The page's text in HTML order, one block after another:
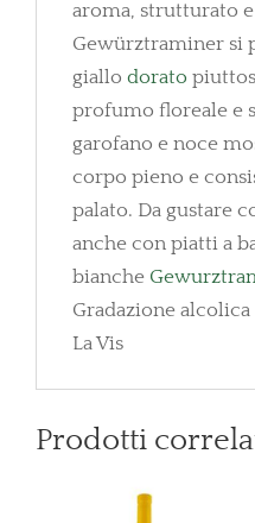
aroma, strutturato
Gewürztraminer si
giallo dorato
profumo floreale e
garofano e noce
corpo pieno e
palato. Da gustare
anche con piatti a
bianche
Gradazione alcolica
La Vis
Prodotti